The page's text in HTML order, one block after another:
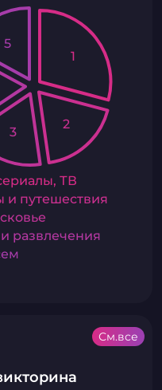
ТВ
и путешествия
развлечения
1
2
3
5
См.все